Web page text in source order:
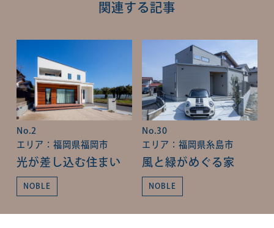
関連する記事
No.2
エリア：福岡県福岡市
光が差し込む住まい
NOBLE
No.30
エリア：福岡県糸島市
風と緑がめぐる家
NOBLE